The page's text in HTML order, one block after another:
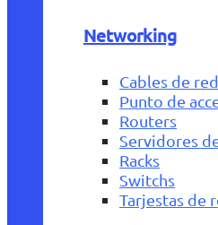
Networking
Cables de red
Punto de
Routers
Servidores
Racks
Switchs
Tarjestas de